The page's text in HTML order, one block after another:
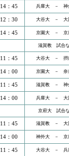
14：45 兵庫大 － 神
12：30 大谷大 － 大
14：45 京園大 － 京
滋賀教 試合
11：45 大谷大 － 摂
14：00 京園大 － 奈
11：45 滋賀教 － 神
14：00 兵庫大 － 大
京府大 試合
11：45 滋賀教 － 大
14：00 神外大 － 京
11：45 大谷大 － 兵